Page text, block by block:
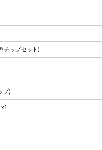
チップセット)
プ)